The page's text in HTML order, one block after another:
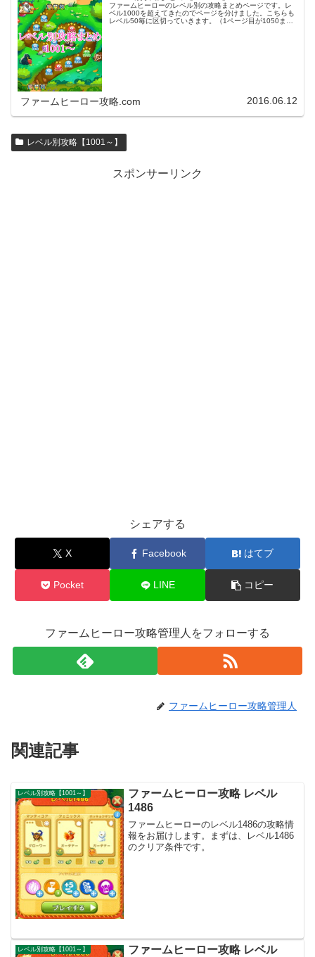
ファームヒーローのレベル別の攻略まとめページです。レ
ベル1000を超えてきたのでページを分けました。こちらも
レベル50毎に区切っていきます。（1ページ目が1050ま
ファームヒーロー攻略.com 2016.06.12
レベル別攻略【1001～】
スポンサーリンク
シェアする
X Facebook はてブ
Pocket LINE コピー
ファームヒーロー攻略管理人をフォローする
ファームヒーロー攻略管理人
関連記事
レベル別攻略【1001～】
ファームヒーロー攻略 レベル
1486
ファームヒーローのレベル1486の攻略情
報をお届けします。まずは、レベル1486
のクリア条件です。
レベル別攻略【1001～】
ファームヒーロー攻略 レベル